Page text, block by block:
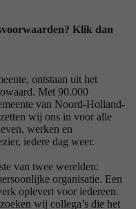
Klik dan
ontstaan uit het
Met 90.000
van Noord-Holland-
wij ons in voor alle
werken en
iedere dag weer.
van twee werelden:
organisatie. Een
oplevert voor iedereen.
wij collega’s die het